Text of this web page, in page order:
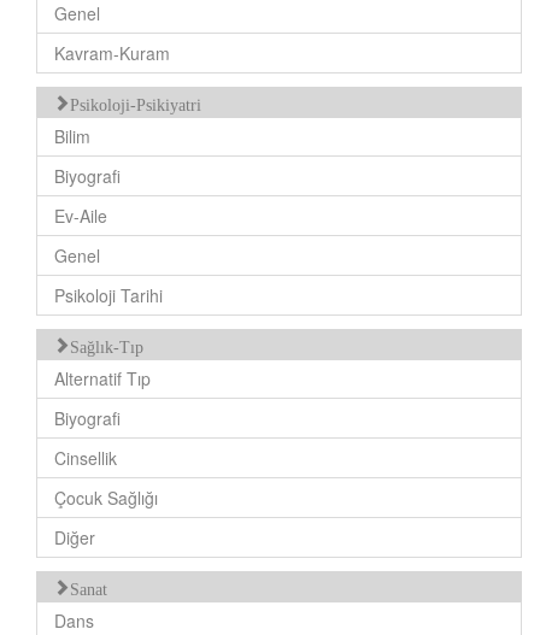
Genel
Kavram-Kuram
Psikoloji-Psikiyatri
Bilim
Biyografi
Ev-Aile
Genel
Psikoloji Tarihi
Sağlık-Tıp
Alternatif Tıp
Biyografi
Cinsellik
Çocuk Sağlığı
Diğer
Sanat
Dans